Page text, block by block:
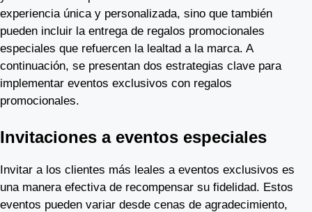
experiencia única y personalizada, sino que también
pueden incluir la entrega de regalos promocionales
especiales que refuercen la lealtad a la marca. A
continuación, se presentan dos estrategias clave para
implementar eventos exclusivos con regalos
promocionales.
Invitaciones a eventos especiales
Invitar a los clientes más leales a eventos exclusivos es
una manera efectiva de recompensar su fidelidad. Estos
eventos pueden variar desde cenas de agradecimiento,